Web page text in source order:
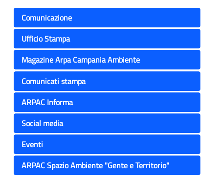
Comunicazione
Ufficio Stampa
Magazine Arpa Campania Ambiente
Comunicati stampa
ARPAC Informa
Social media
Eventi
ARPAC Spazio Ambiente "Gente e Territorio"